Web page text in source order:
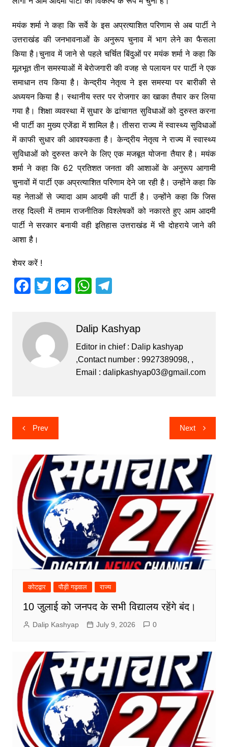
मयंक शर्मा ने कहा कि सर्वे के इस अप्रत्याशित परिणाम से अब पार्टी ने
उत्तराखंड की जनभावनाओं के अनुरूप चुनाव में भाग लेने का फैसला
किया है।चुनाव में जाने से पहले चर्चित बिंदुओं पर मयंक शर्मा ने कहा कि
मूलभूत तीन समस्याओं में बेरोजगारी की वजह से पलायन पर पार्टी ने एक
समाधान तय किया है। केन्द्रीय नेतृत्व ने इस समस्या पर बारीकी से
अध्ययन किया है। स्थानीय स्तर पर रोजगार का खाका तैयार कर लिया
गया है। शिक्षा व्यवस्था में सुधार के ढांचागत सुविधाओं को दुरुस्त करना
भी पार्टी का मुख्य एजेंडा में शामिल है। तीसरा राज्य में स्वास्थ्य सुविधाओं
में काफी सुधार की आवश्यकता है। केन्द्रीय नेतृत्व ने राज्य में स्वास्थ्य
सुविधाओं को दुरुस्त करने के लिए एक मजबूत योजना तैयार है। मयंक
शर्मा ने कहा कि 62 प्रतिशत जनता की आशाओं के अनुरूप आगामी
चुनावों में पार्टी एक अप्रत्याशित परिणाम देने जा रही है। उन्होंने कहा कि
यह नेताओं से ज्यादा आम आदमी की पार्टी है। उन्होंने कहा कि जिस
तरह दिल्ली में तमाम राजनीतिक विश्लेषकों को नकारते हुए आम आदमी
पार्टी ने सरकार बनायी वही इतिहास उत्तराखंड में भी दोहराये जाने की
आशा है।
शेयर करें !
F
c
e
b
o
T
itt
er
M
s
e
n
W
s
A
p
T
gr
a
m
Dalip Kashyap
Editor in chief : Dalip kashyap
,Contact number : 9927389098, ,
Email : dalipkashyap03@gmail.com
Post
navigation
Prev Next
कोटद्वार पौड़ी गढ़वाल राज्य
10 जुलाई को जनपद के सभी विद्यालय रहेंगे बंद।
Dalip Kashyap July 9, 2026 0